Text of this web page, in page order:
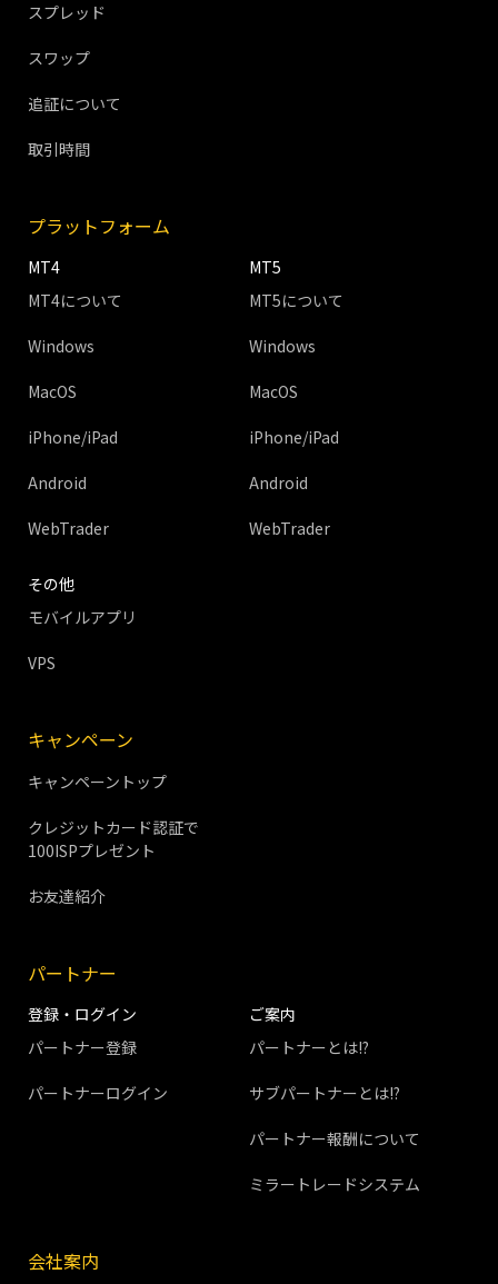
スプレッド
スワップ
追証について
取引時間
プラットフォーム
MT4
MT4について
Windows
MacOS
iPhone/iPad
Android
WebTrader
MT5
MT5について
Windows
MacOS
iPhone/iPad
Android
WebTrader
その他
モバイルアプリ
VPS
キャンペーン
キャンペーントップ
クレジットカード認証で
100ISPプレゼント
お友達紹介
パートナー
登録・ログイン
パートナー登録
パートナーログイン
ご案内
パートナーとは!?
サブパートナーとは!?
パートナー報酬について
ミラートレードシステム
会社案内